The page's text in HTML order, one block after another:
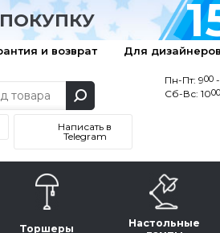
и возврат Для дизайнеров
Написать в
Telegram
Пн-Пт: 900
Сб-Вс: 1000
Торшеры
Настольные